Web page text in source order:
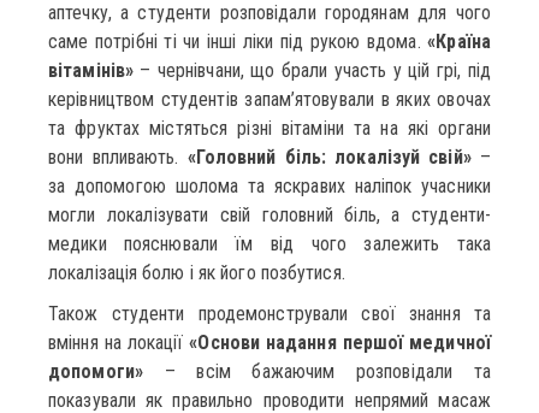
аптечку, а студенти розповідали городянам для чого
саме потрібні ті чи інші ліки під рукою вдома.«Країна
вітамінів» – чернівчани, що брали участь у цій грі, під
керівництвом студентів запам’ятовували в яких овочах
та фруктах містяться різні вітаміни та на які органи
вони впливають. «Головний біль: локалізуй свій»–
за допомогою шолома та яскравих наліпок учасники
могли локалізувати свій головний біль, а студенти-
медики пояснювали їм від чого залежить така
локалізація болю і як його позбутися.
Також студенти продемонстрували свої знання та
вміння на локації«Основи надання першої медичної
допомоги»– всім бажаючим розповідали та
показували як правильно проводити непрямий масаж